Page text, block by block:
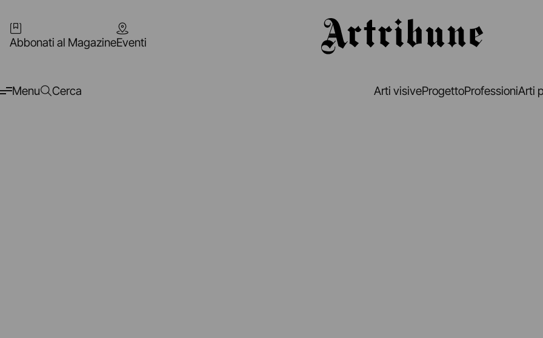
Abbonati al MagazineEventi
Menu Cerca Arti visiveProgettoProfessioniArti